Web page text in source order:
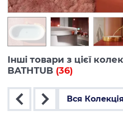
Інші товари з цієї
BATHTUB (36)
Вся Колекція